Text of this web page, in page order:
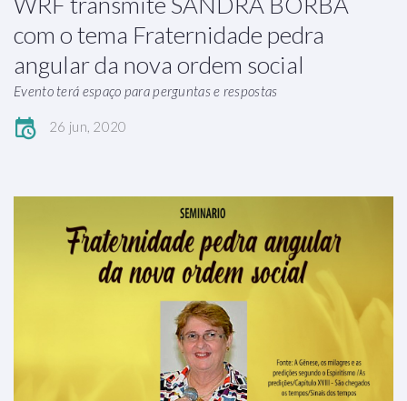
com o tema Fraternidade pedra
angular da nova ordem social
Evento terá espaço para perguntas e respostas
26 jun, 2020